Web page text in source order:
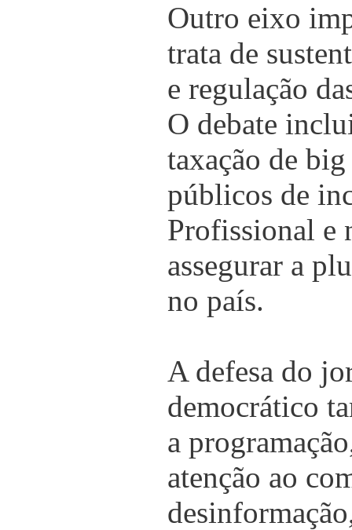
Outro eixo
trata de
e regulação
O debate
taxação de
públicos de
Profissional e
assegurar a
no país.
A defesa do
democrático
a
atenção ao